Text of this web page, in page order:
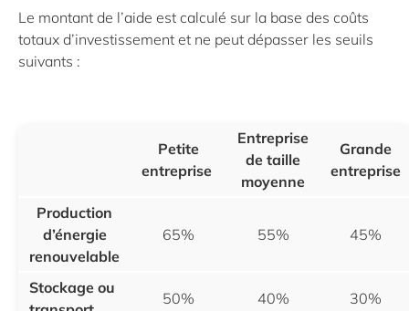
Le montant de l’aide est calculé sur la base des coûts
totaux d’investissement et ne peut dépasser les seuils
suivants :
Petite
entreprise
Entreprise
de taille
moyenne
Grande
entreprise
Production
d’énergie
renouvelable
65% 55% 45%
Stockage ou
50% 40% 30%